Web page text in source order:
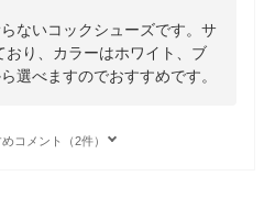
ないコックシューズです。サ
り、カラーはホワイト、ブ
選べますのでおすすめです。
コメント（2件）